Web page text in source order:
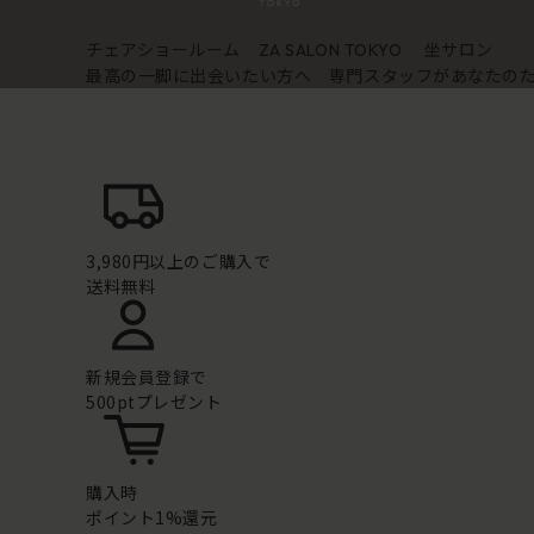
チェアショールーム ZA SALON TOKYO
坐サロン
最高の一脚に出会いたい方へ 専門スタッフがあなたの
3,980円以上のご購入で
送料無料
新規会員登録で
500ptプレゼント
購入時
ポイント1%還元